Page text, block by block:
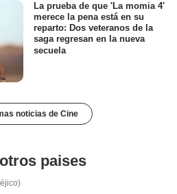
La prueba de que 'La momia 4'
merece la pena está en su
reparto: Dos veteranos de la
saga regresan en la nueva
secuela
noticias de Cine
paises